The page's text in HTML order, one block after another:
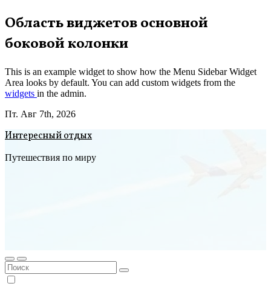
Перейти
к
содержимому
Область виджетов основной
боковой колонки
This is an example widget to show how the Menu Sidebar Widget
Area looks by default. You can add custom widgets from the
widgets in the admin.
Пт. Авг 7th, 2026
Интересный отдых
Путешествия по миру